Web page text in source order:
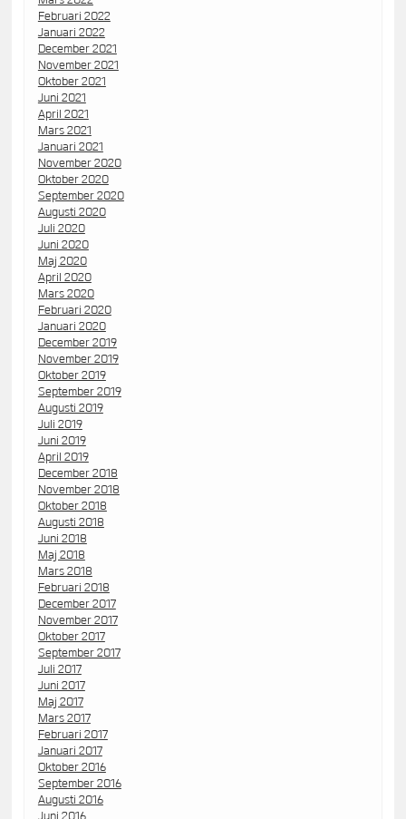
Februari 2022
Januari 2022
December 2021
November 2021
Oktober 2021
Juni 2021
April 2021
Mars 2021
Januari 2021
November 2020
Oktober 2020
September 2020
Augusti 2020
Juli 2020
Juni 2020
Maj 2020
April 2020
Mars 2020
Februari 2020
Januari 2020
December 2019
November 2019
Oktober 2019
September 2019
Augusti 2019
Juli 2019
Juni 2019
April 2019
December 2018
November 2018
Oktober 2018
Augusti 2018
Juni 2018
Maj 2018
Mars 2018
Februari 2018
December 2017
November 2017
Oktober 2017
September 2017
Juli 2017
Juni 2017
Maj 2017
Mars 2017
Februari 2017
Januari 2017
Oktober 2016
September 2016
Augusti 2016